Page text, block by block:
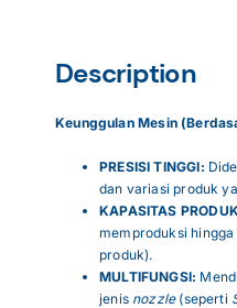
Description
Keunggulan Mesin
PRESISI TINGGI:
dan variasi produk
KAPASITAS
memproduksi
produk).
MULTIFUNGSI:
jenis nozzle(seperti